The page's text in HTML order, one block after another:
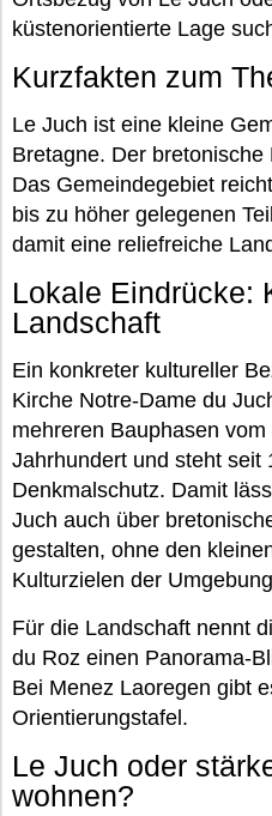
küstenorientierte Lage
Kurzfakten zum
Le Juch ist eine kleine
Bretagne. Der bretonische
Das Gemeindegebiet
bis zu höher gelegenen
damit eine reliefreiche
Lokale Eindrücke:
Landschaft
Ein konkreter kultureller
Kirche Notre-Dame du
mehreren Bauphasen
Jahrhundert und steht seit
Denkmalschutz. Damit
Juch auch über
gestalten, ohne den
Kulturzielen der
Für die Landschaft nennt
du Roz einen Panorama-
Bei Menez Laoregen gibt
Orientierungstafel.
Le Juch oder
wohnen?